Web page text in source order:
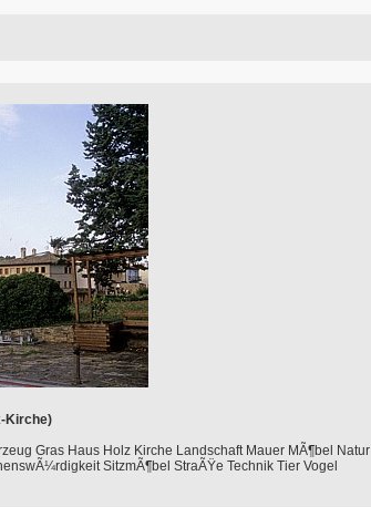
Kirche)
Gras Haus Holz Kirche Landschaft Mauer MÃ¶bel Natur
SitzmÃ¶bel StraÃŸe Technik Tier Vogel